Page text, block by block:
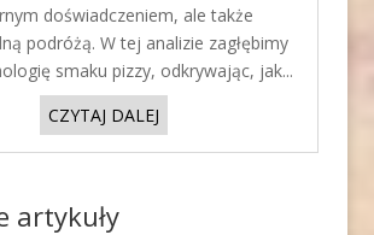
doświadczeniem, ale także
podróżą. W tej analizie zagłębimy
smaku pizzy, odkrywając, jak...
CZYTAJ DALEJ
artykuły